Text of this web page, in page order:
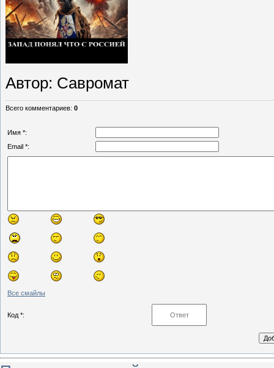
Автор: Савромат
Всего комментариев: 0
Имя *:
Email *:
Все смайлы
Код *: